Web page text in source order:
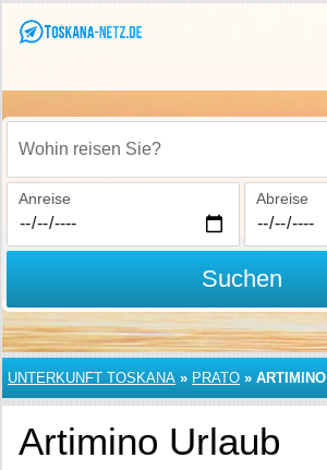
Wohin reisen Sie?
Anreise Abreise
Suchen
UNTERKUNFT TOSKANA » PRATO » ARTIMINO
Artimino Urlaub